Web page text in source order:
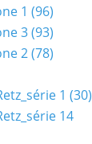
1 (96)
3(93)
2(78)
1 (30)
14